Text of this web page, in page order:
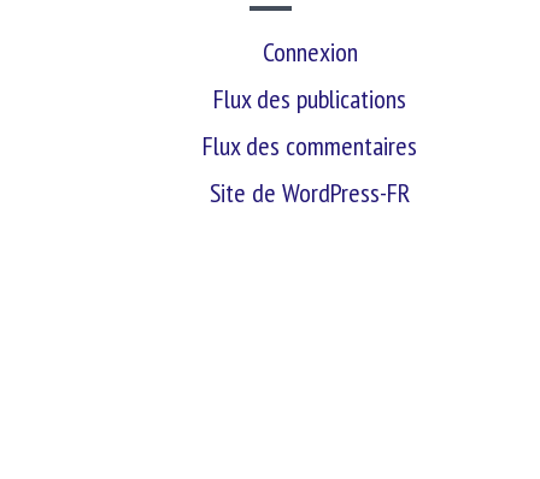
Connexion
Flux des publications
Flux des commentaires
Site de WordPress-FR